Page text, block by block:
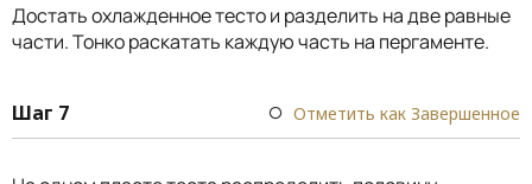
Достать охлажденное тесто и разделить на две равные
части. Тонко раскатать каждую часть на пергаменте.
Шаг 7 Отметить как Завершенное